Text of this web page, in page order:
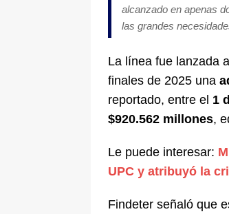
alcanzado en apenas
las grandes
La línea fue lanzada
finales de 2025 una
reportado, entre el 1
$920.562 millones,
Le puede interesar:
UPC y atribuyó la
Findeter señaló que